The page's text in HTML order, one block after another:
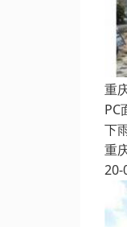
重
PC
下
重
20-